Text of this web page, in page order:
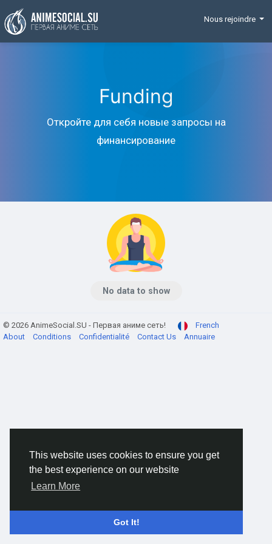
This website uses cookies to ensure you get
the best experience on our website
Learn More
Got It!
Funding
Nous rejoindre
Funding
Откройте для себя новые запросы на
финансирование
No data to show
© 2026 AnimeSocial.SU - Первая аниме сеть!
French
About
Conditions Confidentialité Contact Us Annuaire